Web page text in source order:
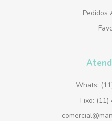
Pedidos
Whats:
Fixo: